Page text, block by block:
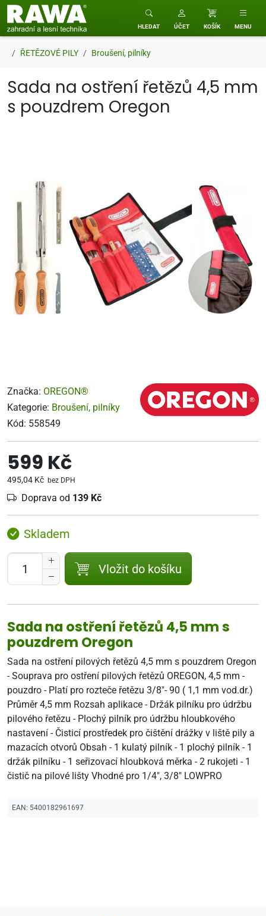
RAWA zahradní a lesní technika
HLEDAT ÚČET KOŠÍK MENU
ŘETĚZOVÉ PILY Broušení, pilníky
Sada na ostření řetězů 4,5 mm
s pouzdrem Oregon
Značka: OREGON®
Kategorie: Broušení, pilníky
Kód: 558549
599 Kč
495,04 Kč bez DPH
Doprava od 139 Kč
Skladem
Vložit do košíku
Sada na ostření řetězů 4,5 mm s
pouzdrem Oregon
Sada na ostření pilových řetězů 4,5 mm s pouzdrem Oregon
- Souprava pro ostření pilových řetězů OREGON, 4,5 mm -
pouzdro - Platí pro rozteče řetězu 3/8"- 90 ( 1,1 mm vod.dr.)
Průměr 4,5 mm Rozsah aplikace - Držák pilníku pro údržbu
pilového řetězu - Plochý pilník pro údržbu hloubkového
nastavení - Čisticí prostředek pro čištění drážky v liště pily a
mazacích otvorů Obsah - 1 kulatý pilník - 1 plochý pilník - 1
držák pilníku - 1 seřizovací hloubková měrka - 2 rukojeti - 1
čistič na pilové lišty Vhodné pro 1/4", 3/8" LOWPRO
EAN: 5400182961697